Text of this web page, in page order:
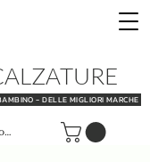
- DELLE MIGLIORI MARCHE